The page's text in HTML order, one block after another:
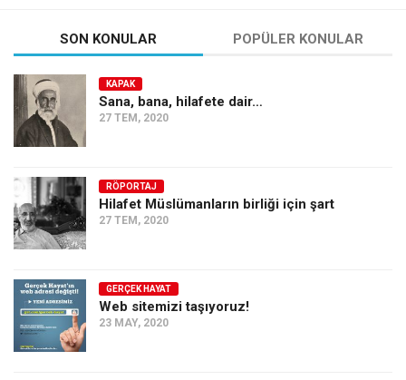
SON KONULAR POPÜLER KONULAR
KAPAK
Sana, bana, hilafete dair…
27 TEM, 2020
RÖPORTAJ
Hilafet Müslümanların birliği için şart
27 TEM, 2020
GERÇEK HAYAT
Web sitemizi taşıyoruz!
23 MAY, 2020